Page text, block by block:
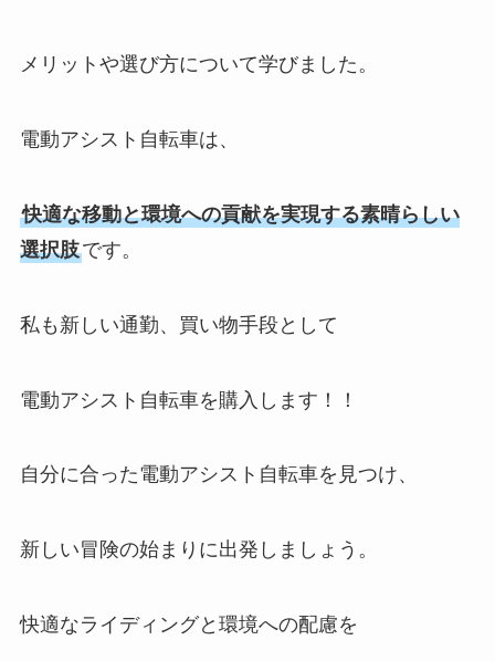
メリットや選び方について学びました。
電動アシスト自転車は、
快適な移動と環境への貢献を実現する素晴らしい
選択肢です。
私も新しい通勤、買い物手段として
電動アシスト自転車を購入します！！
自分に合った電動アシスト自転車を見つけ、
新しい冒険の始まりに出発しましょう。
快適なライディングと環境への配慮を